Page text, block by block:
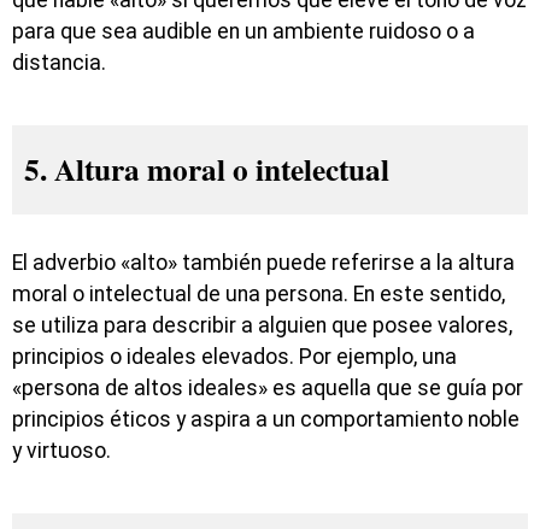
para que sea audible en un ambiente ruidoso o a
distancia.
5. Altura moral o intelectual
El adverbio «alto» también puede referirse a la altura
moral o intelectual de una persona. En este sentido,
se utiliza para describir a alguien que posee valores,
principios o ideales elevados. Por ejemplo, una
«persona de altos ideales» es aquella que se guía por
principios éticos y aspira a un comportamiento noble
y virtuoso.